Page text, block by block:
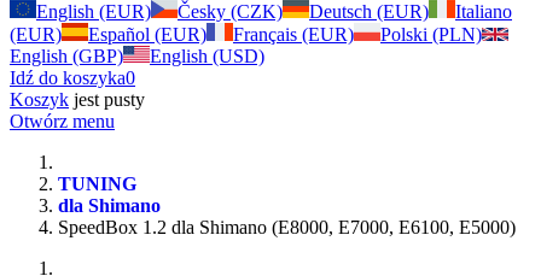
English (EUR)
Česky (CZK) Deutsch (EUR)
Italiano
(EUR)
Español (EUR) Français (EUR)
Polski (PLN)
English (GBP)
English (USD)
Idź do koszyka0
Koszyk jest pusty
Otwórz menu
TUNING
dla Shimano
SpeedBox 1.2 dla Shimano (E8000, E7000, E6100, E5000)